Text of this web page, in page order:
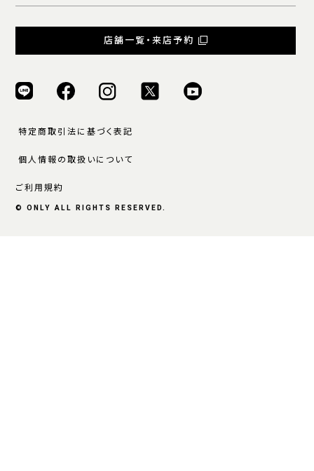
店舗一覧・来店予約
特定商取引法に基づく表記
個人情報の取扱いについて
ご利用規約
© ONLY ALL RIGHTS RESERVED.